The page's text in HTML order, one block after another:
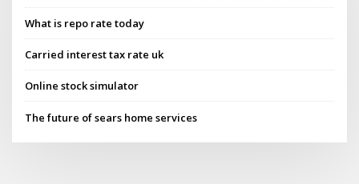
What is repo rate today
Carried interest tax rate uk
Online stock simulator
The future of sears home services